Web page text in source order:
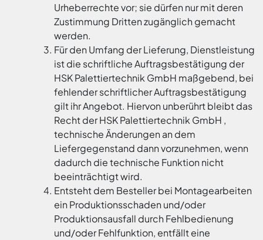
Urheberrechte vor; sie dürfen nur mit deren
Zustimmung Dritten zugänglich gemacht
werden.
Für den Umfang der Lieferung, Dienstleistung
ist die schriftliche Auftragsbestätigung der
HSK Palettiertechnik GmbH maßgebend, bei
fehlender schriftlicher Auftragsbestätigung
gilt ihr Angebot. Hiervon unberührt bleibt das
Recht der HSK Palettiertechnik GmbH ,
technische Änderungen an dem
Liefergegenstand dann vorzunehmen, wenn
dadurch die technische Funktion nicht
beeinträchtigt wird.
Entsteht dem Besteller bei Montagearbeiten
ein Produktionsschaden und/oder
Produktionsausfall durch Fehlbedienung
und/oder Fehlfunktion, entfällt eine